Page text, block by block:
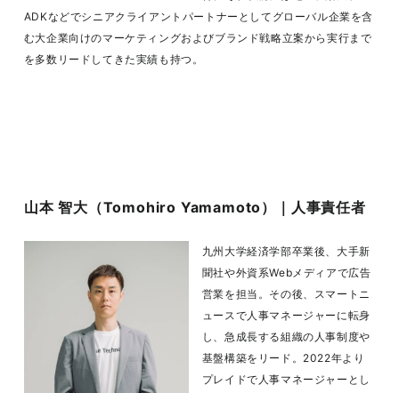
ADKなどでシニアクライアントパートナーとしてグローバル企業を含
む大企業向けのマーケティングおよびブランド戦略立案から実行まで
を多数リードしてきた実績も持つ。
山本 智大（Tomohiro Yamamoto）｜人事責任者
九州大学経済学部卒業後、大手新
聞社や外資系Webメディアで広告
営業を担当。その後、スマートニ
ュースで人事マネージャーに転身
し、急成長する組織の人事制度や
基盤構築をリード。2022年より
プレイドで人事マネージャーとし